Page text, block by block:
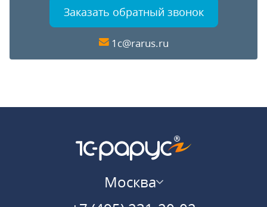
Заказать обратный звонок
1c@rarus.ru
Москва